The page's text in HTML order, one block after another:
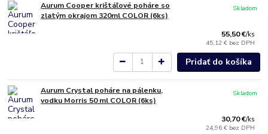
Aurum Cooper krištáľové poháre so
zlatým okrajom 320ml COLOR (6ks)
55,50 €/ks
45,12 € bez DPH
Skladom
Pridať do košíka
Aurum Crystal poháre na pálenku,
vodku Morris 50 ml COLOR (6ks)
30,70 €/ks
24,96 € bez DPH
Skladom